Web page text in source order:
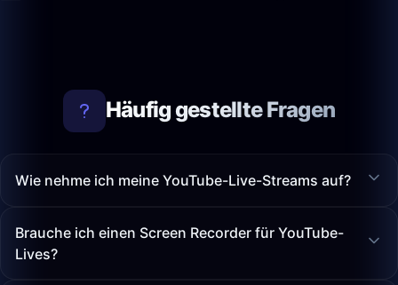
Häufig gestellte Fragen
Wie nehme ich meine YouTube-Live-Streams auf?
Brauche ich einen Screen Recorder für YouTube-
Lives?